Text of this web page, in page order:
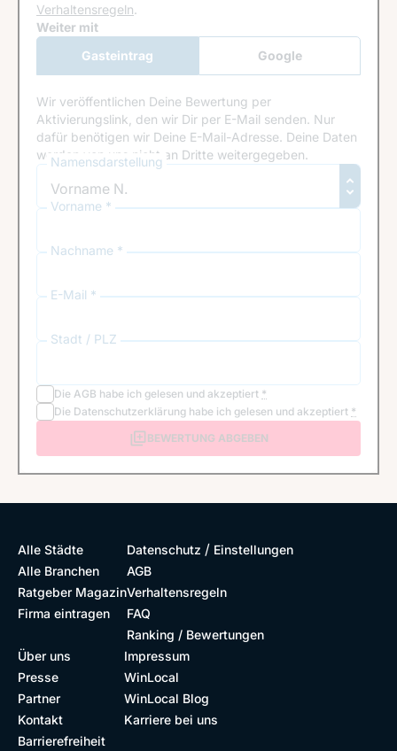
Verhaltensregeln.
Google Recaptcha
Weiter mit
Gasteintrag
Google
Anmeldung
Wir veröffentlichen Deine Bewertung per
Aktivierungslink, den wir Dir per E-Mail senden. Nur
dafür benötigen wir Deine E-Mail-Adresse. Deine Daten
werden von uns nicht an Dritte weitergegeben.
Namensdarstellung
Vorname *
Nachname *
E-Mail *
Stadt / PLZ
Die AGB habe ich gelesen und akzeptiert *
Die Datenschutzerklärung habe ich gelesen und akzeptiert *
BEWERTUNG ABGEBEN
Alle Städte
Alle Branchen
Ratgeber Magazin
Firma eintragen
Datenschutz / Einstellungen
AGB
Verhaltensregeln
FAQ
Ranking / Bewertungen
Über uns
Presse
Partner
Kontakt
Barrierefreiheit
Impressum
WinLocal
WinLocal Blog
Karriere bei uns